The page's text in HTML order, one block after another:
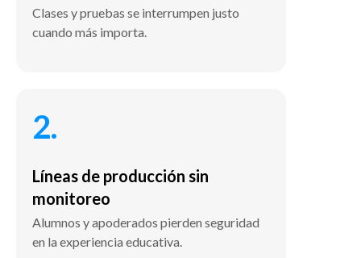
Clases y pruebas se interrumpen justo
cuando más importa.
2.
Líneas de producción sin
monitoreo
Alumnos y apoderados pierden seguridad
en la experiencia educativa.